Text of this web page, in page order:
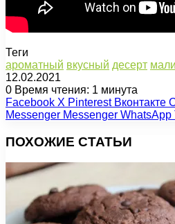
Теги
ароматный вкусный десерт
12.02.2021
0 Время чтения: 1 минута
Facebook X Pinterest Вконтакте
Messenger Messenger WhatsApp
ПОХОЖИЕ СТАТЬИ